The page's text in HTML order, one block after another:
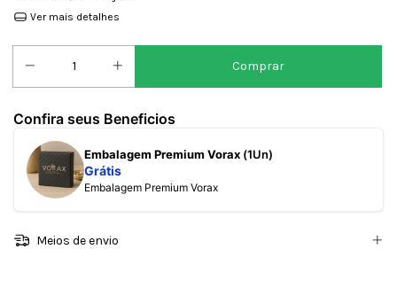
Ver mais detalhes
Confira seus Beneficios
Embalagem Premium Vorax (1Un)
Grátis
Embalagem Premium Vorax
Meios de envio